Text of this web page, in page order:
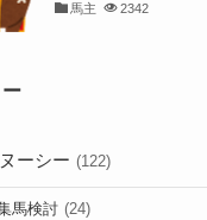
馬主 2342
ーシー (122)
馬検討 (24)